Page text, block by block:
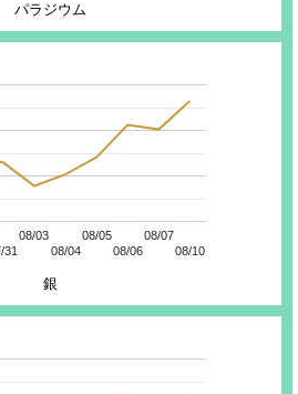
パラジウム
31
08/03
08/04
08/05
08/06
08/07
08/10
銀